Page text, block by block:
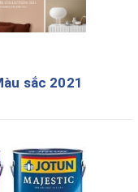
sắc 2021